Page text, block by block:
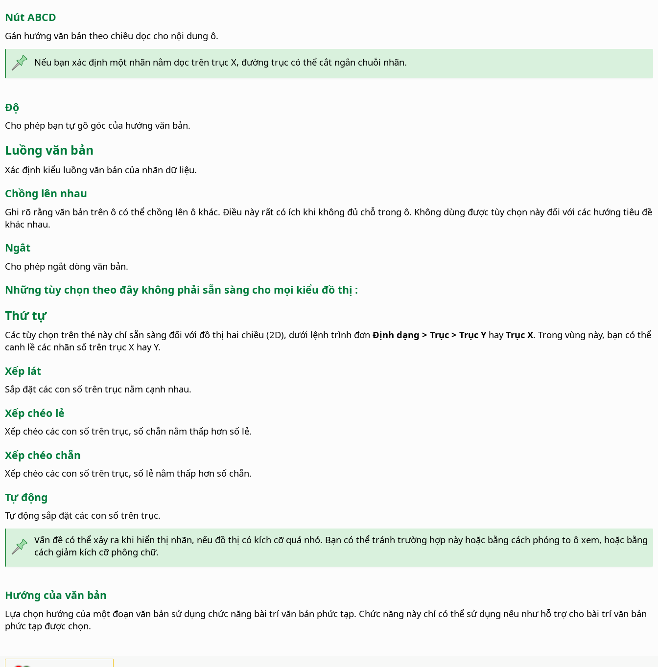
Nút ABCD
Gán hướng văn bản theo chiều dọc cho nội dung ô.
Nếu bạn xác định một nhãn nằm dọc trên trục X, đường trục có thể cắt ngắn chuỗi nhãn.
Độ
Cho phép bạn tự gõ góc của hướng văn bản.
Luồng văn bản
Xác định kiểu luồng văn bản của nhãn dữ liệu.
Chồng lên nhau
Ghi rõ rằng văn bản trên ô có thể chồng lên ô khác. Điều này rất có ích khi không đủ chỗ trong ô. Không dùng được tùy chọn này đối với các hướng tiêu đề
khác nhau.
Ngắt
Cho phép ngắt dòng văn bản.
Những tùy chọn theo đây không phải sẵn sàng cho mọi kiểu đồ thị :
Thứ tự
Các tùy chọn trên thẻ này chỉ sẵn sàng đối với đồ thị hai chiều (2D), dưới lệnh trình đơn Định dạng > Trục > Trục YhayTrục X. Trong vùng này, bạn có thể
canh lề các nhãn số trên trục X hay Y.
Xếp lát
Sắp đặt các con số trên trục nằm cạnh nhau.
Xếp chéo lẻ
Xếp chéo các con số trên trục, số chẵn nằm thấp hơn số lẻ.
Xếp chéo chẵn
Xếp chéo các con số trên trục, số lẻ nằm thấp hơn số chẵn.
Tự động
Tự động sắp đặt các con số trên trục.
Vấn đề có thể xảy ra khi hiển thị nhãn, nếu đồ thị có kích cỡ quá nhỏ. Bạn có thể tránh trường hợp này hoặc bằng cách phóng to ô xem, hoặc bằng
cách giảm kích cỡ phông chữ.
Hướng của văn bản
Lựa chọn hướng của một đoạn văn bản sử dụng chức năng bài trí văn bản phức tạp. Chức năng này chỉ có thể sử dụng nếu như hỗ trợ cho bài trí văn bản
phức tạp được chọn.